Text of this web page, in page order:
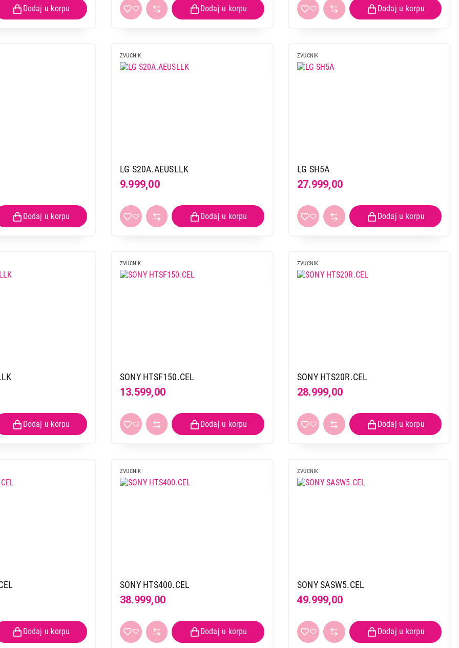
ZVUCNIK
LG S20A.AEUSLLK
9.999,00
ZVUCNIK
LG SH5A
27.999,00
ZVUCNIK
SONY HTSF150.CEL
13.599,00
ZVUCNIK
SONY HTS20R.CEL
28.999,00
ZVUCNIK
SONY HTS400.CEL
38.999,00
ZVUCNIK
SONY SASW5.CEL
49.999,00
SAMSUNG HW-Q600F/EN
Proizvod je dodat u korpu.
Ukupno u korpi:0,00